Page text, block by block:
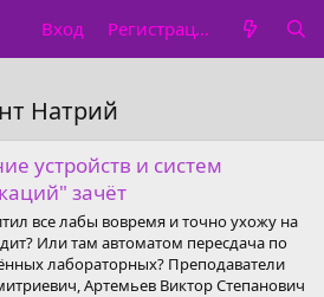
Вход Регистрация
Натрий
устройств и систем
зачёт
все лабы вовремя и точно ухожу на
Или там автоматом пересдача по
лабораторных? Преподаватели
Артемьев Виктор Степанович